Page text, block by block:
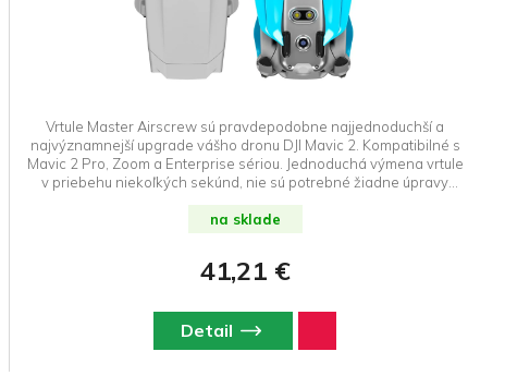
Vrtule Master Airscrew sú pravdepodobne najjednoduchší a
najvýznamnejší upgrade vášho dronu DJI Mavic 2. Kompatibilné s
Mavic 2 Pro, Zoom a Enterprise sériou. Jednoduchá výmena vrtule
v priebehu niekoľkých sekúnd, nie sú potrebné žiadne úpravy
chod, vyššiu efektivitu a dlhší čas letu, ako aj zvýšený výkon v
režime Šport a pri letoch vo veľkých výškach. DroneRepublic.sk je
Slovensku.
na sklade
41,21 €
Detail